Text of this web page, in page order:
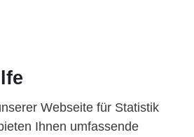
Webseite für Statistik
Ihnen umfassende